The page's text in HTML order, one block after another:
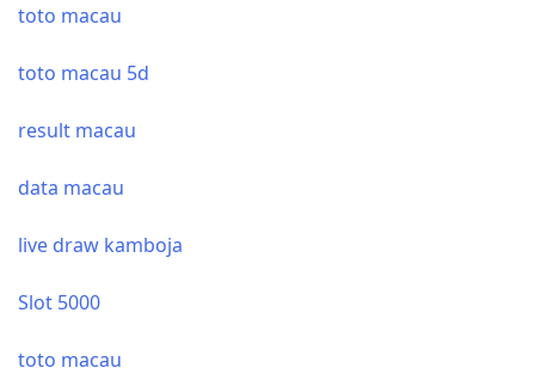
toto macau
toto macau 5d
result macau
data macau
live draw kamboja
Slot 5000
toto macau